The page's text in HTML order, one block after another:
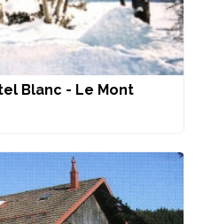
Blanc - Le Mont